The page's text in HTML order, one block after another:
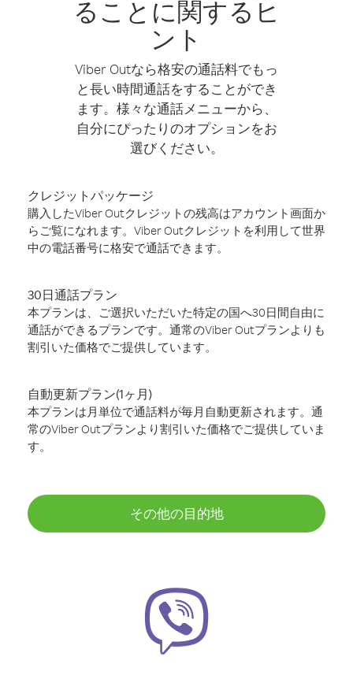
ることに関するヒ
ント
Viber Outなら格安の通話料でもっ
と長い時間通話をすることができ
ます。様々な通話メニューから、
自分にぴったりのオプションをお
選びください。
クレジットパッケージ
購入したViber Outクレジットの残高はアカウント画面か
らご覧になれます。Viber Outクレジットを利用して世界
中の電話番号に格安で通話できます。
30日通話プラン
本プランは、ご選択いただいた特定の国へ30日間自由に
通話ができるプランです。通常のViber Outプランよりも
割引いた価格でご提供しています。
自動更新プラン(1ヶ月)
本プランは月単位で通話料が毎月自動更新されます。通
常のViber Outプランより割引いた価格でご提供していま
す。
その他の目的地